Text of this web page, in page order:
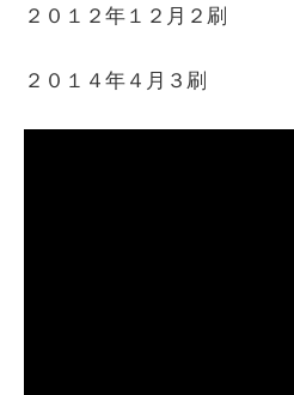
２０１２年１２月２刷
２０１４年４月３刷